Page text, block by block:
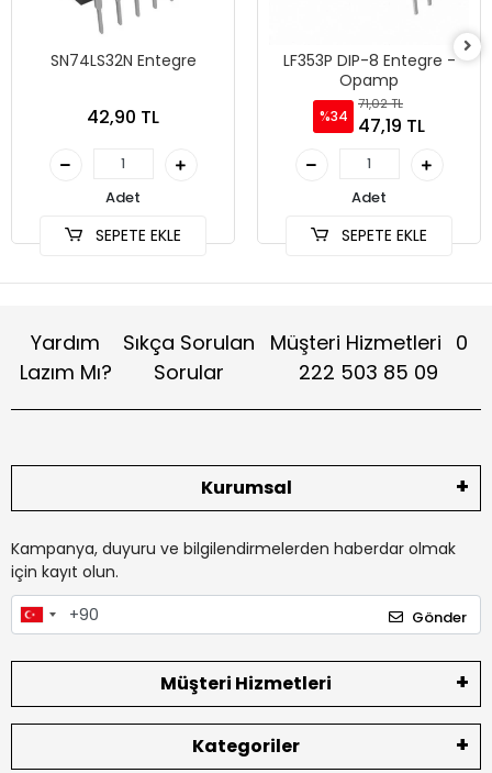
SN74LS32N Entegre
42,90 TL
Adet
SEPETE EKLE
LF353P DIP-8 Entegre -
Opamp
%34
71,02 TL
47,19 TL
Adet
SEPETE EKLE
Yardım
Lazım Mı?
Sıkça Sorulan
Sorular
Müşteri Hizmetleri 0
222 503 85 09
Kurumsal
Kampanya, duyuru ve bilgilendirmelerden haberdar olmak
için kayıt olun.
Gönder
Müşteri Hizmetleri
Kategoriler